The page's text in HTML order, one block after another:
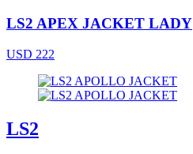
LS2 APEX JACKET LADY
USD 222
LS2